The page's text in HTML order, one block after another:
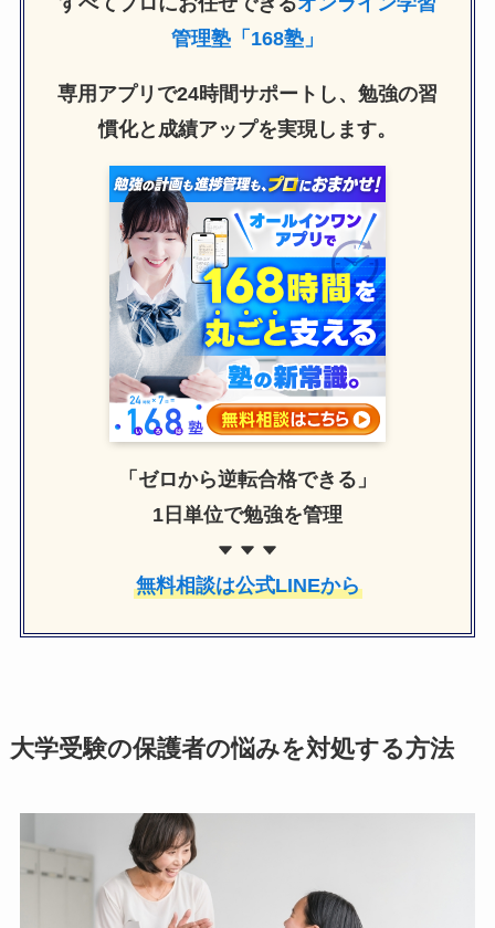
管理塾「168塾」
専用アプリで24時間サポートし、勉強の習
慣化と成績アップを実現します。
「ゼロから逆転合格できる」
1日単位で勉強を管理
無料相談は公式LINEから
大学受験の保護者の悩みを対処する方法